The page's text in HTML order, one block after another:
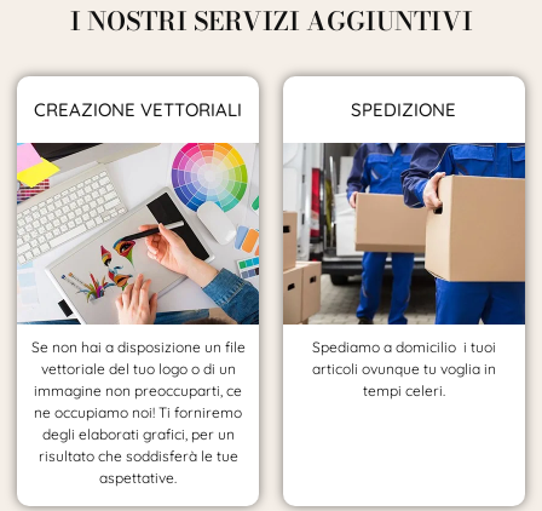
I NOSTRI SERVIZI AGGIUNTIVI
CREAZIONE VETTORIALI
Se non hai a disposizione un file
vettoriale del tuo logo o di un
immagine non preoccuparti, ce
ne occupiamo noi! Ti forniremo
degli elaborati grafici, per un
risultato che soddisferà le tue
aspettative.
SPEDIZIONE
Spediamo a domicilio i tuoi
articoli ovunque tu voglia in
tempi celeri.